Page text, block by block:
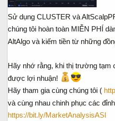
Sử dụng CLUSTER và
chúng tôi hoàn toàn MIỄN PHÍ
AltAlgo và kiếm tiền từ những
Hãy nhớ rằng, khi thị trường tạm
được lợi nhuận!
Hãy tham gia cùng chúng tôi (
và cùng nhau chinh phục các
https://bit.ly/MarketAnalysisASI